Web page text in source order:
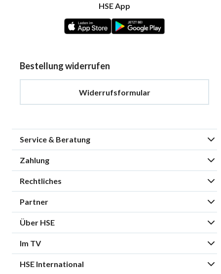
HSE App
Bestellung widerrufen
Widerrufsformular
Service & Beratung
Zahlung
Rechtliches
Partner
Über HSE
Im TV
HSE International